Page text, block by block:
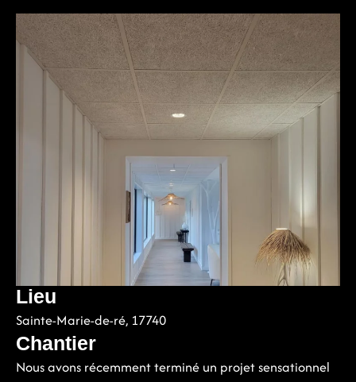
Lieu
Sainte-Marie-de-ré, 17740
Chantier
Nous avons récemment terminé un projet sensationnel